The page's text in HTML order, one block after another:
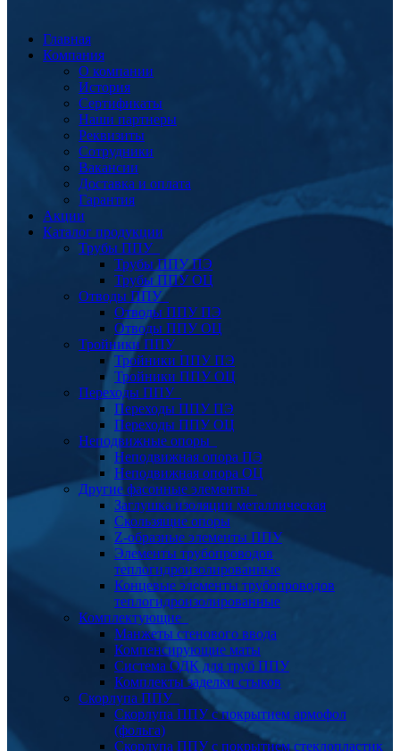
Главная
Компания
О компании
История
Сертификаты
Наши партнеры
Реквизиты
Сотрудники
Вакансии
Доставка и оплата
Гарантия
Акции
Каталог продукции
Трубы ППУ
Трубы ППУ ПЭ
Трубы ППУ ОЦ
Отводы ППУ
Отводы ППУ ПЭ
Отводы ППУ ОЦ
Тройники ППУ
Тройники ППУ ПЭ
Тройники ППУ ОЦ
Переходы ППУ
Переходы ППУ ПЭ
Переходы ППУ ОЦ
Неподвижные опоры
Неподвижная опора ПЭ
Неподвижная опора ОЦ
Другие фасонные элементы
Заглушка изоляции металлическая
Скользящие опоры
Z-образные элементы ППУ
Элементы трубопроводов
теплогидроизолированные
Концевые элементы трубопроводов
теплогидроизолированные
Комплектующие
Манжеты стенового ввода
Компенсирующие маты
Система ОДК для труб ППУ
Комплекты заделки стыков
Скорлупа ППУ
Скорлупа ППУ с покрытием армофол
(фольга)
Скорлупа ППУ с покрытием стеклопластик